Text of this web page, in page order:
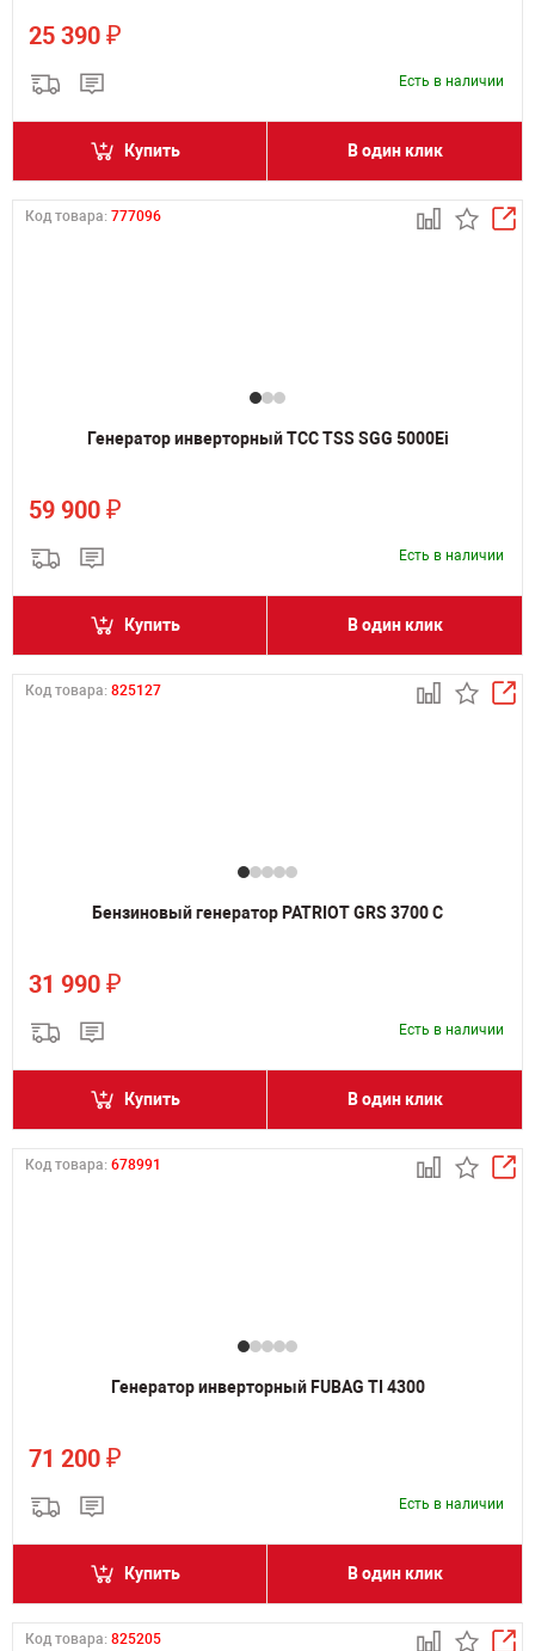
25 390 ₽
Есть в наличии
Купить В один клик
Код товара: 777096
Генератор инверторный ТСС TSS SGG 5000Ei
59 900 ₽
Есть в наличии
Купить В один клик
Код товара: 825127
Бензиновый генератор PATRIOT GRS 3700 C
31 990 ₽
Есть в наличии
Купить В один клик
Код товара: 678991
Генератор инверторный FUBAG TI 4300
71 200 ₽
Есть в наличии
Купить В один клик
Код товара: 825205